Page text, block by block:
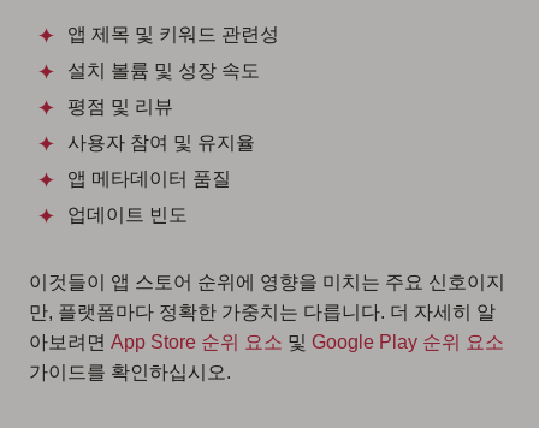
앱 제목 및 키워드 관련성
설치 볼륨 및 성장 속도
평점 및 리뷰
사용자 참여 및 유지율
앱 메타데이터 품질
업데이트 빈도
이것들이 앱 스토어 순위에 영향을 미치는 주요 신호이지
만, 플랫폼마다 정확한 가중치는 다릅니다. 더 자세히 알
아보려면 App Store 순위 요소 및 Google Play 순위 요소
가이드를 확인하십시오.